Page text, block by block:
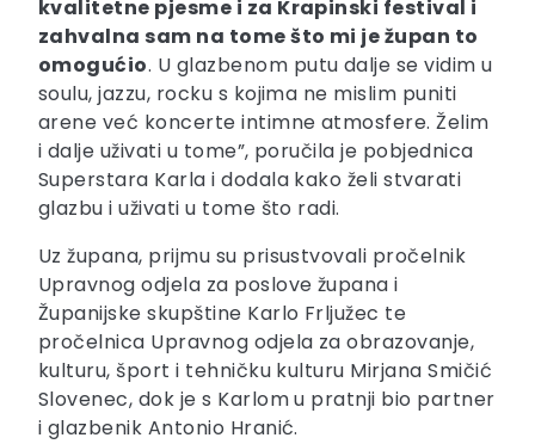
kvalitetne pjesme i za Krapinski festival i
zahvalna sam na tome što mi je župan to
omogućio. U glazbenom putu dalje se vidim u
soulu, jazzu, rocku s kojima ne mislim puniti
arene već koncerte intimne atmosfere. Želim
i dalje uživati u tome”, poručila je pobjednica
Superstara Karla i dodala kako želi stvarati
glazbu i uživati u tome što radi.
Uz župana, prijmu su prisustvovali pročelnik
Upravnog odjela za poslove župana i
Županijske skupštine Karlo Frljužec te
pročelnica Upravnog odjela za obrazovanje,
kulturu, šport i tehničku kulturu Mirjana Smičić
Slovenec, dok je s Karlom u pratnji bio partner
i glazbenik Antonio Hranić.